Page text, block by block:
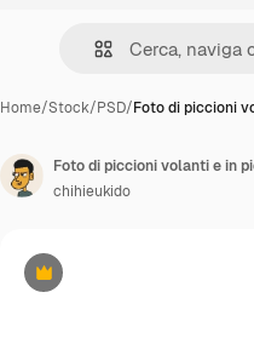
Home/Stock/PSD/Foto di piccioni
Premium
Foto di piccioni volanti e in
chihieukido